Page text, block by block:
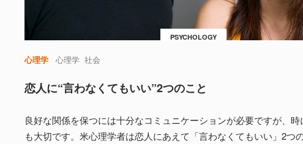
PSYCHOLOGY
心理学 心理学 社会
恋人に“言わなくてもいい”2つのこと
良好な関係を保つには十分なコミュニケーションが必要ですが、時
も大切です。米心理学者は恋人にあえて「言わなくてもいい」2つ